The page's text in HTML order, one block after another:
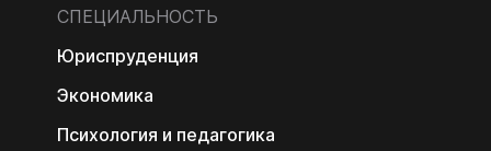
СПЕЦИАЛЬНОСТЬ
Юриспруденция
Экономика
Психология и педагогика